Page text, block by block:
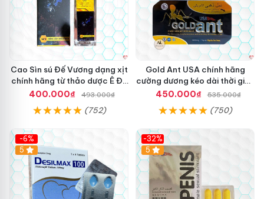
Cao Sìn sú Đế Vương dạng xịt
chính hãng từ thảo dược Ê Đê
Việt Nam
400.000₫ 493.000₫
(752)
Gold Ant USA chính hãng
cường dương kéo dài thời gian
- Kiến Vàng Đen Tây Tạng
450.000₫ 535.000₫
(750)
-6%
5
-32%
5